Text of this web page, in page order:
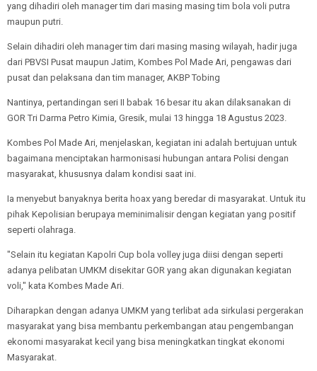
yang dihadiri oleh manager tim dari masing masing tim bola voli putra
maupun putri.
Selain dihadiri oleh manager tim dari masing masing wilayah, hadir juga
dari PBVSI Pusat maupun Jatim, Kombes Pol Made Ari, pengawas dari
pusat dan pelaksana dan tim manager, AKBP Tobing
Nantinya, pertandingan seri II babak 16 besar itu akan dilaksanakan di
GOR Tri Darma Petro Kimia, Gresik, mulai 13 hingga 18 Agustus 2023.
Kombes Pol Made Ari, menjelaskan, kegiatan ini adalah bertujuan untuk
bagaimana menciptakan harmonisasi hubungan antara Polisi dengan
masyarakat, khususnya dalam kondisi saat ini.
Ia menyebut banyaknya berita hoax yang beredar di masyarakat. Untuk itu
pihak Kepolisian berupaya meminimalisir dengan kegiatan yang positif
seperti olahraga.
"Selain itu kegiatan Kapolri Cup bola volley juga diisi dengan seperti
adanya pelibatan UMKM disekitar GOR yang akan digunakan kegiatan
voli," kata Kombes Made Ari.
Diharapkan dengan adanya UMKM yang terlibat ada sirkulasi pergerakan
masyarakat yang bisa membantu perkembangan atau pengembangan
ekonomi masyarakat kecil yang bisa meningkatkan tingkat ekonomi
Masyarakat.